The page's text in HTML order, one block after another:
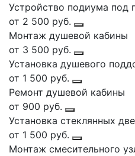
Устройство подиума под
от 2 500 руб.
Монтаж душевой кабины
от 3 500 руб.
Установка душевого
от 1 500 руб.
Ремонт душевой кабины
от 900 руб.
Установка стеклянных
от 1 500 руб.
Монтаж смесительного